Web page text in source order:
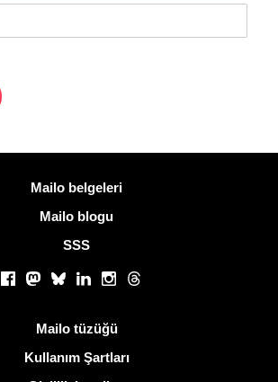
Mailo belgeleri
Mailo blogu
SSS
Facebook
Mastodon
BlueskyLinkedInInstagram
Threads
Mailo tüzüğü
Kullanım Şartları